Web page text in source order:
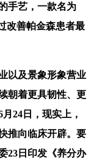
手艺，一款名为
改善帕金森患者最
及景象形象营业
朝着更具韧性、更
24日，现实上，
推向临床开辟。要
23日印发《养分办